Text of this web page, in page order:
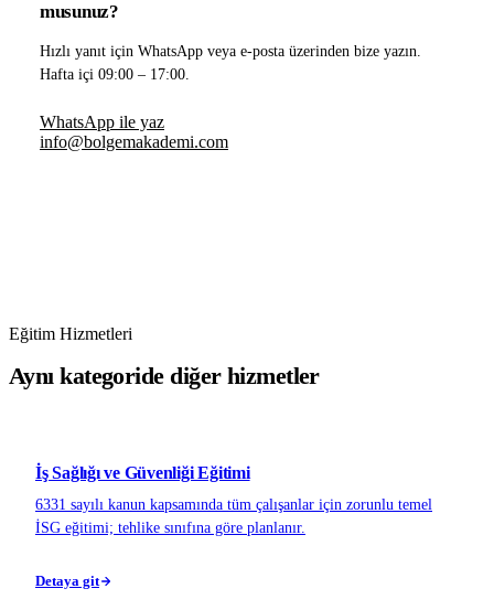
musunuz?
Hızlı yanıt için WhatsApp veya e-posta üzerinden bize yazın.
Hafta içi 09:00 – 17:00.
WhatsApp ile yaz
info@bolgemakademi.com
Eğitim Hizmetleri
Aynı kategoride diğer hizmetler
İş Sağlığı ve Güvenliği Eğitimi
6331 sayılı kanun kapsamında tüm çalışanlar için zorunlu temel
İSG eğitimi; tehlike sınıfına göre planlanır.
Detaya git